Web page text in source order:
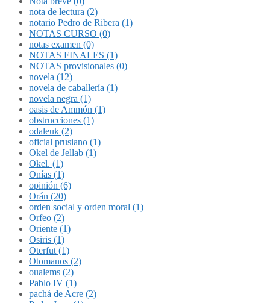
nota de lectura (2)
notario Pedro de Ribera (1)
NOTAS CURSO (0)
notas examen (0)
NOTAS FINALES (1)
NOTAS provisionales (0)
novela (12)
novela de caballería (1)
novela negra (1)
oasis de Ammón (1)
obstrucciones (1)
odaleuk (2)
oficial prusiano (1)
Okel de Jellab (1)
Okel. (1)
Onías (1)
opinión (6)
Orán (20)
orden social y orden moral (1)
Orfeo (2)
Oriente (1)
Osiris (1)
Oterfut (1)
Otomanos (2)
oualems (2)
Pablo IV (1)
pachá de Acre (2)